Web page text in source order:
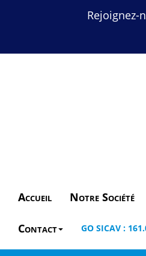
Rejoignez-
Accueil Notre Société
Contact GO SICAV :